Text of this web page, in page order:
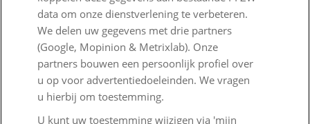
Digitale toegankelijkheid
Goed Bezig
Klantenservice
Contact
data om onze dienstverlening te verbeteren.
We delen uw gegevens met drie partners
(Google, Mopinion & Metrixlab). Onze
partners bouwen een persoonlijk profiel over
u op voor advertentiedoeleinden. We vragen
u hierbij om toestemming.
U kunt uw toestemming wijzigen via 'mijn